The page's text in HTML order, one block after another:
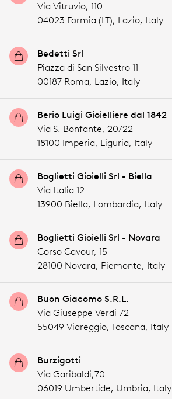
Via Vitruvio, 110
04023 Formia (LT), Lazio, Italy
Bedetti Srl
Piazza di San Silvestro 11
00187 Roma, Lazio, Italy
Berio Luigi Gioielliere dal 1842
Via S. Bonfante, 20/22
18100 Imperia, Liguria, Italy
Boglietti Gioielli Srl - Biella
Via Italia 12
13900 Biella, Lombardia, Italy
Boglietti Gioielli Srl - Novara
Corso Cavour, 15
28100 Novara, Piemonte, Italy
Buon Giacomo S.R.L.
Via Giuseppe Verdi 72
55049 Viareggio, Toscana, Italy
Burzigotti
Via Garibaldi,70
06019 Umbertide, Umbria, Italy